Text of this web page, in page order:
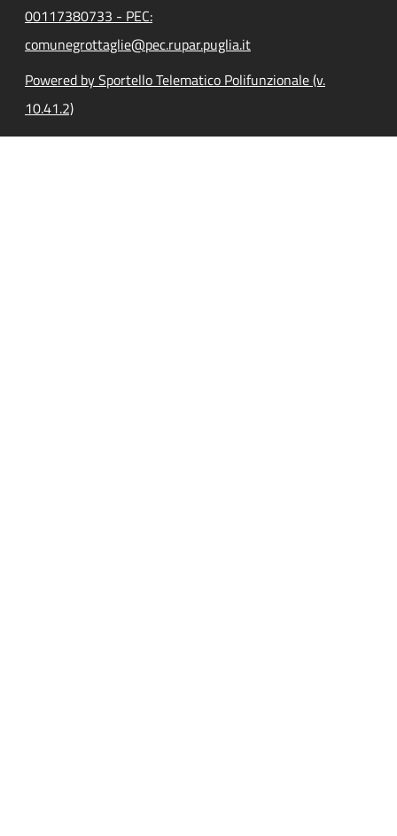
00117380733 - PEC:
comunegrottaglie@pec.rupar.puglia.it
Powered by Sportello Telematico Polifunzionale (v.
10.41.2)